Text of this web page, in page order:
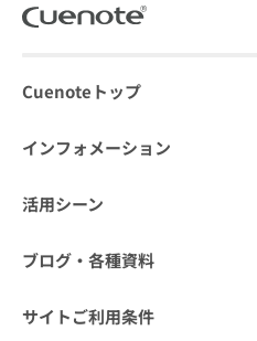
Cuenoteトップ
インフォメーション
活用シーン
ブログ・各種資料
サイトご利用条件